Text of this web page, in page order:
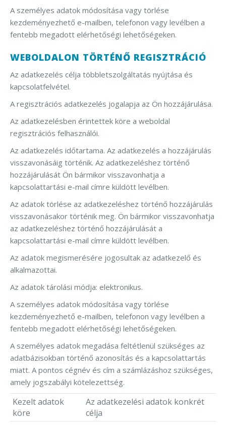
A személyes adatok módosítása vagy törlése
kezdeményezhető e-mailben, telefonon vagy levélben a
fentebb megadott elérhetőségi lehetőségeken.
WEBOLDALON TÖRTÉNŐ REGISZTRÁCIÓ
Az adatkezelés célja többletszolgáltatás nyújtása és
kapcsolatfelvétel.
A regisztrációs adatkezelés jogalapja az Ön hozzájárulása.
Az adatkezelésben érintettek köre a weboldal
regisztrációs felhasználói.
Az adatkezelés időtartama. Az adatkezelés a hozzájárulás
visszavonásáig történik. Az adatkezeléshez történő
hozzájárulását Ön bármikor visszavonhatja a
kapcsolattartási e-mail címre küldött levélben.
Az adatok törlése az adatkezeléshez történő hozzájárulás
visszavonásakor történik meg. Ön bármikor visszavonhatja
az adatkezeléshez történő hozzájárulását a
kapcsolattartási e-mail címre küldött levélben.
Az adatok megismerésére jogosultak az adatkezelő és
alkalmazottai.
Az adatok tárolási módja: elektronikus.
A személyes adatok módosítása vagy törlése
kezdeményezhető e-mailben, telefonon vagy levélben a
fentebb megadott elérhetőségi lehetőségeken.
A személyes adatok megadása feltétlenül szükséges az
adatbázisokban történő azonosítás és a kapcsolattartás
miatt. A pontos cégnév és cím a számlázáshoz szükséges,
amely jogszabályi kötelezettség.
Kezelt adatok
köre
Az adatkezelési adatok konkrét
célja